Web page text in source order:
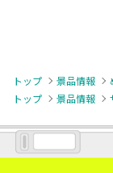
トップ 景品情報
トップ
景品情報